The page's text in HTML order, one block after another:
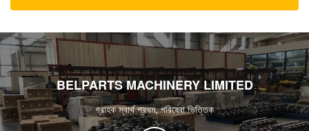
BELPARTS MACHINERY LIMITED
গ্রাহক স্বার্থ প্রথম, পরিষেবা ভিত্তিক